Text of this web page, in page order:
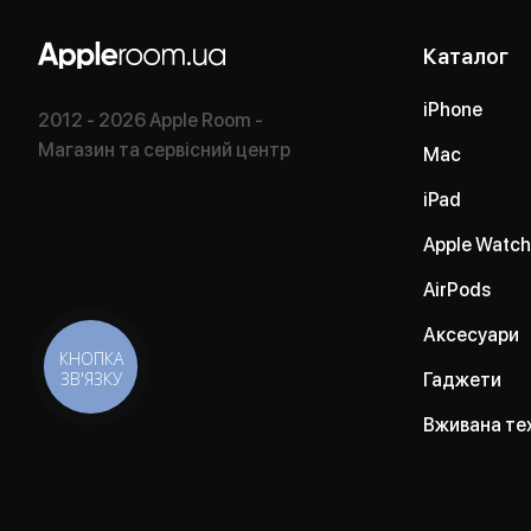
2012 - 2026 Apple Room -
Магазин та сервісний центр
Каталог
iPhone
Mac
iPad
Apple Watch
AirPods
Аксесуари
Гаджети
Вживана
КНОПКА
ЗВ'ЯЗКУ